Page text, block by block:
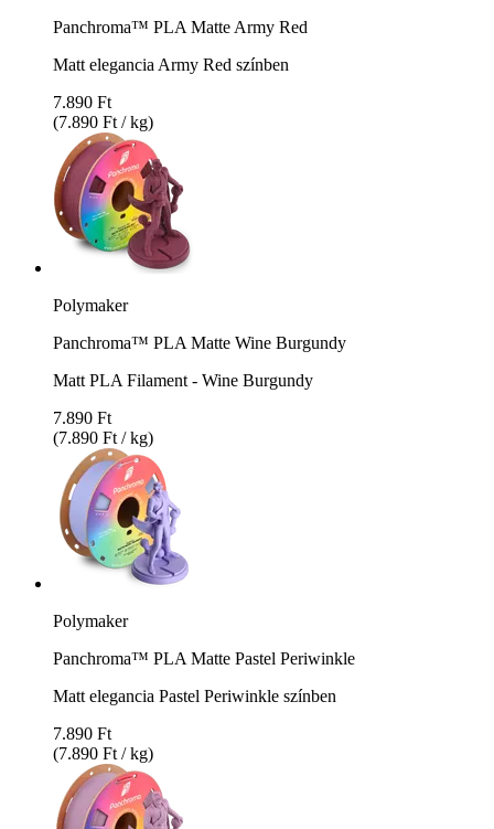
Panchroma™ PLA Matte Army Red
Matt elegancia Army Red színben
7.890 Ft
(7.890 Ft / kg)
Polymaker
Panchroma™ PLA Matte Wine Burgundy
Matt PLA Filament - Wine Burgundy
7.890 Ft
(7.890 Ft / kg)
Polymaker
Panchroma™ PLA Matte Pastel Periwinkle
Matt elegancia Pastel Periwinkle színben
7.890 Ft
(7.890 Ft / kg)